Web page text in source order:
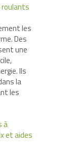
les
Des
une
Ils
la
les
à
et aides